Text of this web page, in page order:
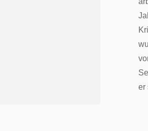
er